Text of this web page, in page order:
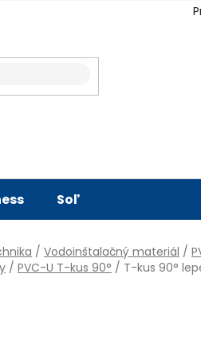
Soľ
/ Vodoinštalačný materiál /
/ PVC-U T-kus 90° / T-kus 90°